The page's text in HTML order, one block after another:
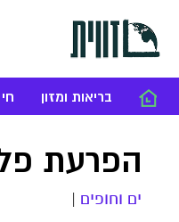
בריאות ומזון
הפרעת
ים וחופים